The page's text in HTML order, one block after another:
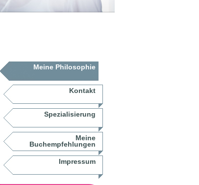
Meine Philosophie
Kontakt
Spezialisierung
Meine
Buchempfehlungen
Impressum